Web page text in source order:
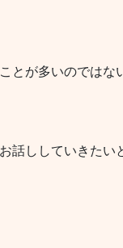
とが多いのではな
話ししていきたい